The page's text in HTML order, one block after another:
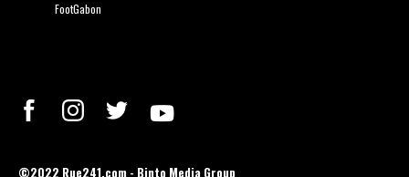
FootGabon
©2022 Rue241.com - Binto Media Group